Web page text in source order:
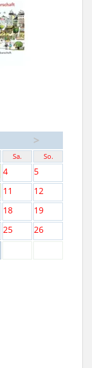
>
Sa. So.
4
5
11
12
18
19
25
26